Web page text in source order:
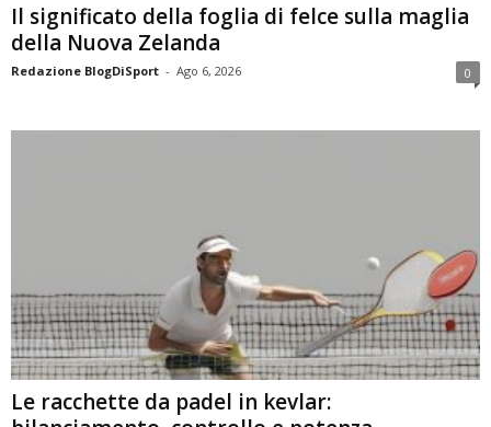
Il significato della foglia di felce sulla maglia
della Nuova Zelanda
Redazione BlogDiSport - Ago 6, 2026 0
Le racchette da padel in kevlar: